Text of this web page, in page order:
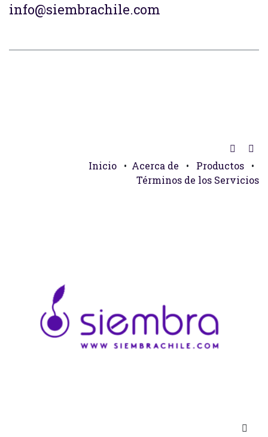
info@siembrachile.com
Inicio • Acerca de • Productos
•
Términos de los Servicios